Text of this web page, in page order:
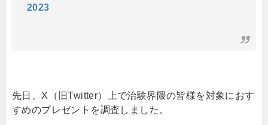
2023
先日、X（旧Twitter）上で治験界隈の皆様を対象におす
すめのプレゼントを調査しました。